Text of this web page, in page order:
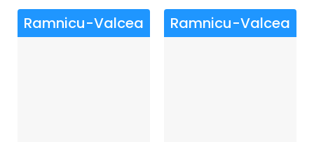
Ramnicu-Valcea Ramnicu-Valcea